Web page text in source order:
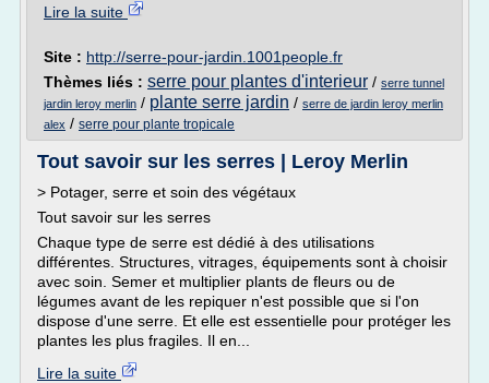
Lire la suite
Site : http://serre-pour-jardin.1001people.fr
Thèmes liés : serre pour plantes d'interieur / serre tunnel
jardin leroy merlin / plante serre jardin / serre de jardin leroy merlin
alex / serre pour plante tropicale
Tout savoir sur les serres | Leroy Merlin
> Potager, serre et soin des végétaux
Tout savoir sur les serres
Chaque type de serre est dédié à des utilisations
différentes. Structures, vitrages, équipements sont à choisir
avec soin. Semer et multiplier plants de fleurs ou de
légumes avant de les repiquer n'est possible que si l'on
dispose d'une serre. Et elle est essentielle pour protéger les
plantes les plus fragiles. Il en...
Lire la suite